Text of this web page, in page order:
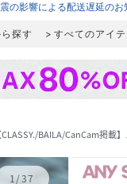
の影響による配送遅延のお
探す すべてのアイテ
CLASSY./BAILA/CanCam掲載
1/37